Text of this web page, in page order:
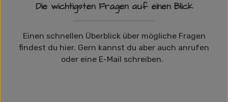
Die wichtigsten Fragen auf einen Blick
Einen schnellen Überblick über mögliche Fragen
findest du hier. Gern kannst du aber auch anrufen
oder eine E-Mail schreiben.